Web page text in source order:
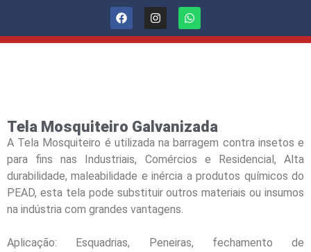
Tela Mosquiteiro Galvanizada
A Tela Mosquiteiro é utilizada na barragem contra insetos e
para fins nas Industriais, Comércios e Residencial, Alta
durabilidade, maleabilidade e inércia a produtos químicos do
PEAD, esta tela pode substituir outros materiais ou insumos
na indústria com grandes vantagens.
Aplicação: Esquadrias, Peneiras, fechamento de